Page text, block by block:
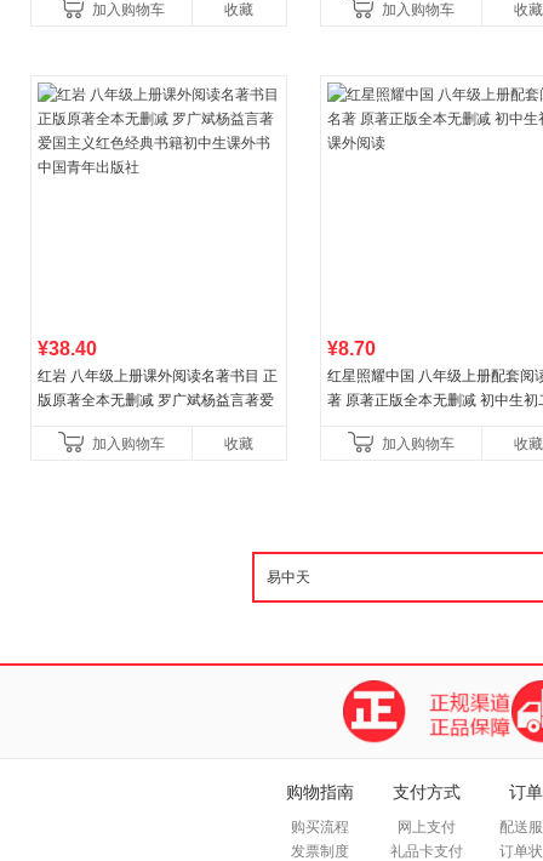
加入购物车 收藏 加入购物车 收藏
¥38.40
红岩 八年级上册课外阅读名著书目 正
版原著全本无删减 罗广斌杨益言著爱
国青年出版社加入购物车 收藏
¥8.70
红星照耀中国 八年级上册配套阅
著 原著正版全本无删减 初中生初
加入购物车
收藏
购物指南
购买流程
发票制度
支付方式
网上支付
礼品卡支付
订
配送
订单